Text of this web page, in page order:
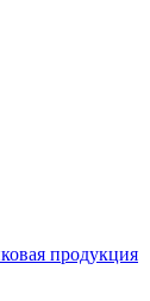
продукция